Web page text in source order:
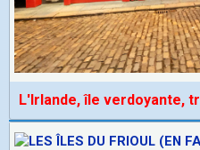
L'Irlande, île verdoyante,